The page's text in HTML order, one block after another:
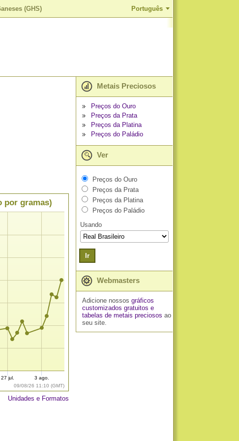
(GHS) Português
09/08/26 11:10 (GMT)
por gramas)
27 jul. 3 ago.
Unidades e Formatos
Metais Preciosos
Preços do Ouro
Preços da Prata
Preços da Platina
Preços do Paládio
Ver
Preços do Ouro
Preços da Prata
Preços da Platina
Preços do Paládio
Usando
Ir
Webmasters
Adicione nossos gráficos
customizados gratuitos e
tabelas de metais preciosos ao
seu site.